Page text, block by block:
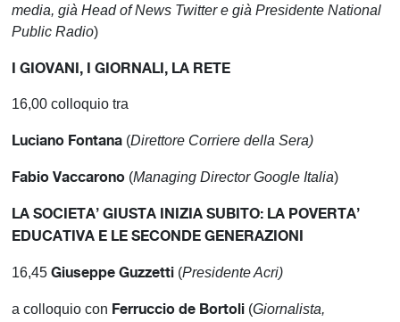
media, già Head of News Twitter e già Presidente National
Public Radio)
I GIOVANI, I GIORNALI, LA RETE
16,00 colloquio tra
Luciano Fontana (Direttore Corriere della Sera)
Fabio Vaccarono (Managing Director Google Italia)
LA SOCIETA’ GIUSTA INIZIA SUBITO: LA POVERTA’
EDUCATIVA E LE SECONDE GENERAZIONI
16,45Giuseppe Guzzetti (Presidente Acri)
a colloquio con Ferruccio de Bortoli (Giornalista,